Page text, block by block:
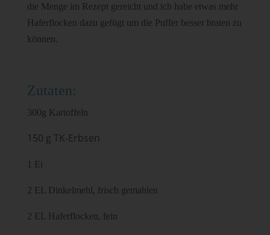
die Menge im Rezept gereicht und ich habe etwas mehr
Haferflocken dazu gefügt um die Puffer besser braten zu
können.
Zutaten:
300g Kartoffeln
150 g TK-Erbsen
1 Ei
2 EL Dinkelmehl, frisch gemahlen
2 EL Haferflocken, fein